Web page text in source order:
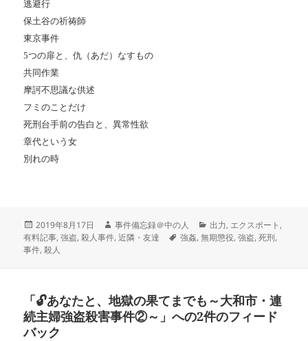
逃避行
保土谷の祈祷師
東京事件
5つの扉と、仇（あだ）なすもの
共同作業
摩訶不思議な供述
フミのことだけ
死刑台手前の告白と、異常性欲
章代という女
別れの時
投
稿
日:
2019年8月17日
作
成
事件備忘録＠中の人
カ
テ
出力, エクスポート ,
有料記事,強盗,殺人事件,近隣・友達
タ
強姦,無期懲役,強盗,死刑,
事件,殺人
「🔓あなたと、地獄の果てまでも～大和市・連
続主婦強盗殺害事件②～」への2件のフィード
バック